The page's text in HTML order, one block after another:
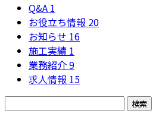
Q&A 1
お役立ち情報 20
お知らせ 16
施工実績 1
業務紹介9
求人情報 15